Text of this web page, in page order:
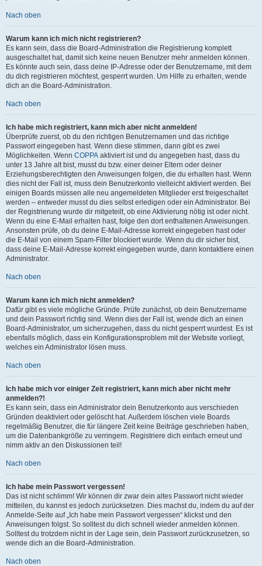
Nach oben
Warum kann ich mich nicht registrieren?
Es kann sein, dass die Board-Administration die Registrierung komplett
ausgeschaltet hat, damit sich keine neuen Benutzer mehr anmelden können.
Es könnte auch sein, dass deine IP-Adresse oder der Benutzername, mit dem
du dich registrieren möchtest, gesperrt wurden. Um Hilfe zu erhalten, wende
dich an die Board-Administration.
Nach oben
Ich habe mich registriert, kann mich aber nicht anmelden!
Überprüfe zuerst, ob du den richtigen Benutzernamen und das richtige
Passwort eingegeben hast. Wenn diese stimmen, dann gibt es zwei
Möglichkeiten. Wenn COPPA aktiviert ist und du angegeben hast, dass du
unter 13 Jahre alt bist, musst du bzw. einer deiner Eltern oder deiner
Erziehungsberechtigten den Anweisungen folgen, die du erhalten hast. Wenn
dies nicht der Fall ist, muss dein Benutzerkonto vielleicht aktiviert werden. Bei
einigen Boards müssen alle neu angemeldeten Mitglieder erst freigeschaltet
werden – entweder musst du dies selbst erledigen oder ein Administrator. Bei
der Registrierung wurde dir mitgeteilt, ob eine Aktivierung nötig ist oder nicht.
Wenn du eine E-Mail erhalten hast, folge den dort enthaltenen Anweisungen.
Ansonsten prüfe, ob du deine E-Mail-Adresse korrekt eingegeben hast oder
die E-Mail von einem Spam-Filter blockiert wurde. Wenn du dir sicher bist,
dass deine E-Mail-Adresse korrekt eingegeben wurde, dann kontaktiere einen
Administrator.
Nach oben
Warum kann ich mich nicht anmelden?
Dafür gibt es viele mögliche Gründe. Prüfe zunächst, ob dein Benutzername
und dein Passwort richtig sind. Wenn dies der Fall ist, wende dich an einen
Board-Administrator, um sicherzugehen, dass du nicht gesperrt wurdest. Es ist
ebenfalls möglich, dass ein Konfigurationsproblem mit der Website vorliegt,
welches ein Administrator lösen muss.
Nach oben
Ich habe mich vor einiger Zeit registriert, kann mich aber nicht mehr
anmelden?!
Es kann sein, dass ein Administrator dein Benutzerkonto aus verschieden
Gründen deaktiviert oder gelöscht hat. Außerdem löschen viele Boards
regelmäßig Benutzer, die für längere Zeit keine Beiträge geschrieben haben,
um die Datenbankgröße zu verringern. Registriere dich einfach erneut und
nimm aktiv an den Diskussionen teil!
Nach oben
Ich habe mein Passwort vergessen!
Das ist nicht schlimm! Wir können dir zwar dein altes Passwort nicht wieder
mitteilen, du kannst es jedoch zurücksetzen. Dies machst du, indem du auf der
Anmelde-Seite auf „Ich habe mein Passwort vergessen“ klickst und den
Anweisungen folgst. So solltest du dich schnell wieder anmelden können.
Solltest du trotzdem nicht in der Lage sein, dein Passwort zurückzusetzen, so
wende dich an die Board-Administration.
Nach oben